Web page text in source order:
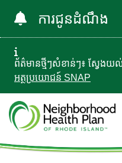
ការជូនដំណឹង
ព័ត៌មានថ្មីៗសំខាន់ៗ៖ ស្វែងយ
អត្ថប្រយោជន៍ SNAP